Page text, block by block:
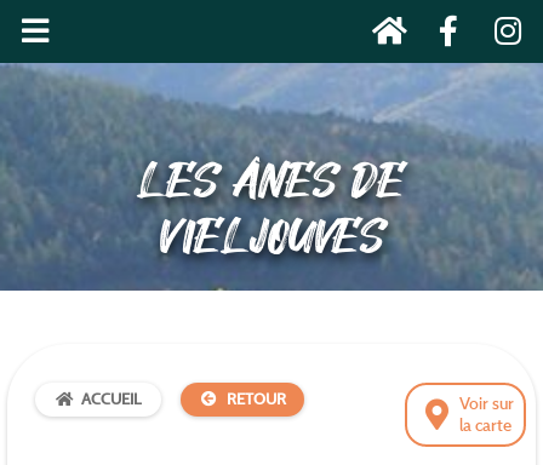
LES ÂNES DE
VIELJOUVES
Voir sur
la carte
ACCUEIL RETOUR